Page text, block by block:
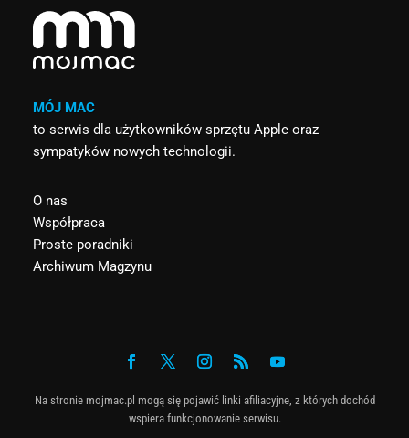
MÓJ MAC
to serwis dla użytkowników sprzętu Apple oraz
sympatyków nowych technologii.
O nas
Współpraca
Proste poradniki
Archiwum Magzynu
Na stronie mojmac.pl mogą się pojawić linki afiliacyjne, z których dochód
wspiera funkcjonowanie serwisu.